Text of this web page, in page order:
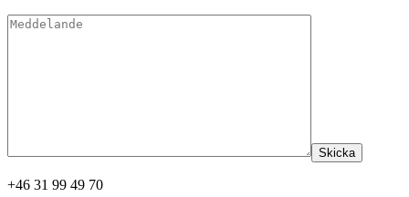
Skicka
+46 31 99 49 70